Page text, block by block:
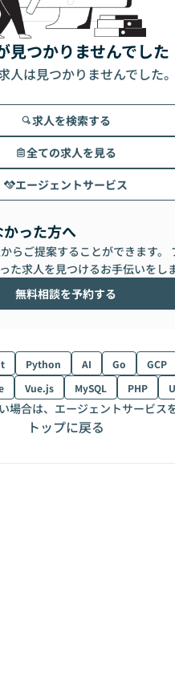
見つかりませんでした
人は見つかりませんでした
求人を検索する
全ての求人を見る
エージェントサービス
った方へ
らご提案することができます。
求人を見つけるお手伝いをしま
無料相談を予約する
Python AI Go GCP
Vue.js MySQL PHP
場合は、エージェントサービス
トップに戻る